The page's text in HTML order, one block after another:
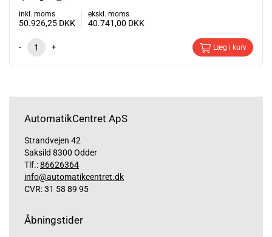
inkl. moms
50.926,25 DKK
ekskl. moms
40.741,00 DKK
- + Læg i kurv
AutomatikCentret ApS
Strandvejen 42
Saksild 8300 Odder
Tlf.:86626364
info@automatikcentret.dk
CVR: 31 58 89 95
Åbningstider